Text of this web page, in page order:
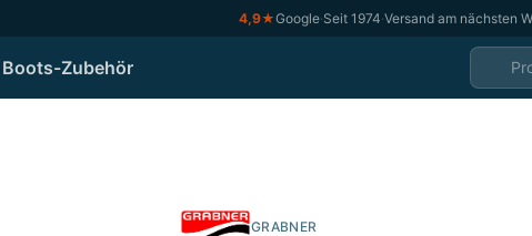
4,9★Google·Seit 1974·Versand am nächsten
Boots-Zubehör
GRABNER